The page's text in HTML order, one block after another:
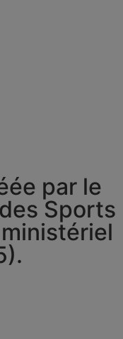
par le
Sports